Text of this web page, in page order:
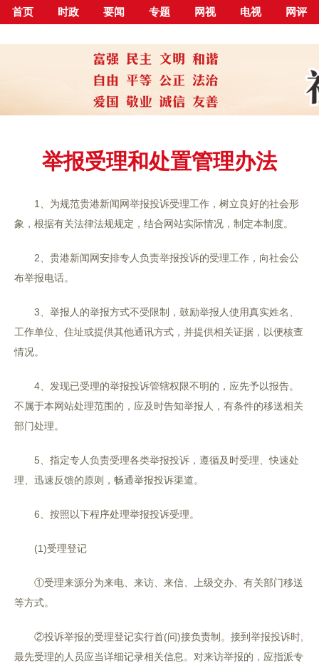
首页 时政 要闻 专题 网视 电视 网评
举报受理和处置管理办法
1、为规范贵港新闻网举报投诉受理工作，树立良好的社会形
象，根据有关法律法规规定，结合网站实际情况，制定本制度。
2、贵港新闻网安排专人负责举报投诉的受理工作，向社会公
布举报电话。
3、举报人的举报方式不受限制，鼓励举报人使用真实姓名、
工作单位、住址或提供其他通讯方式，并提供相关证据，以便核查
情况。
4、发现已受理的举报投诉管辖权限不明的，应先予以报告。
不属于本网站处理范围的，应及时告知举报人，有条件的移送相关
部门处理。
5、指定专人负责受理各类举报投诉，遵循及时受理、快速处
理、迅速反馈的原则，畅通举报投诉渠道。
6、按照以下程序处理举报投诉受理。
(1)受理登记
①受理来源分为来电、来访、来信、上级交办、有关部门移送
等方式。
②投诉举报的受理登记实行首(问)接负责制。接到举报投诉时,
最先受理的人员应当详细记录相关信息。对来访举报的，应指派专